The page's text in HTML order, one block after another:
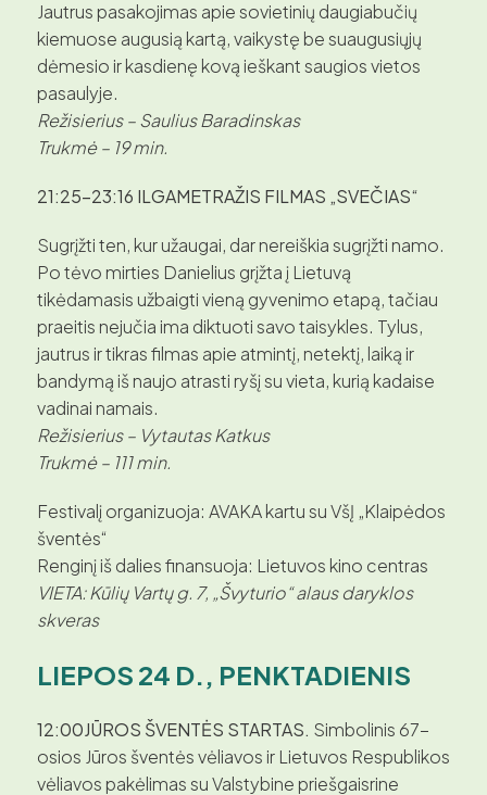
Jautrus pasakojimas apie sovietinių daugiabučių
kiemuose augusią kartą, vaikystę be suaugusiųjų
dėmesio ir kasdienę kovą ieškant saugios vietos
pasaulyje.
Režisierius – Saulius Baradinskas
Trukmė – 19 min.
21:25–23:16 ILGAMETRAŽIS FILMAS „SVEČIAS“
Sugrįžti ten, kur užaugai, dar nereiškia sugrįžti namo.
Po tėvo mirties Danielius grįžta į Lietuvą
tikėdamasis užbaigti vieną gyvenimo etapą, tačiau
praeitis nejučia ima diktuoti savo taisykles. Tylus,
jautrus ir tikras filmas apie atmintį, netektį, laiką ir
bandymą iš naujo atrasti ryšį su vieta, kurią kadaise
vadinai namais.
Režisierius – Vytautas Katkus
Trukmė – 111 min.
Festivalį organizuoja: AVAKA kartu su VšĮ „Klaipėdos
šventės“
Renginį iš dalies finansuoja: Lietuvos kino centras
VIETA: Kūlių Vartų g. 7, „Švyturio“ alaus daryklos
skveras
LIEPOS 24 D., PENKTADIENIS
12:00JŪROS ŠVENTĖS STARTAS. Simbolinis 67-
osios Jūros šventės vėliavos ir Lietuvos Respublikos
vėliavos pakėlimas su Valstybine priešgaisrine